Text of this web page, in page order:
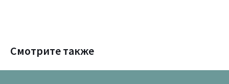
Смотрите также